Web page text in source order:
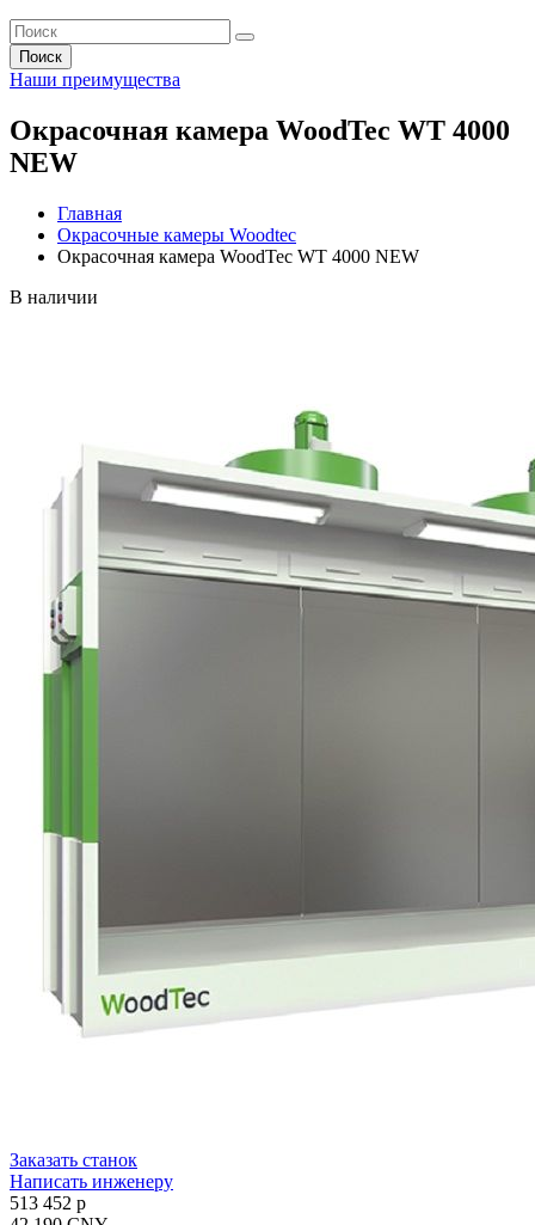
Поиск
Наши преимущества
Окрасочная камера WoodTec WT 4000
NEW
Главная
Окрасочные камеры Woodtec
Окрасочная камера WoodTec WT 4000 NEW
В наличии
Заказать станок
Написать инженеру
513 452 p